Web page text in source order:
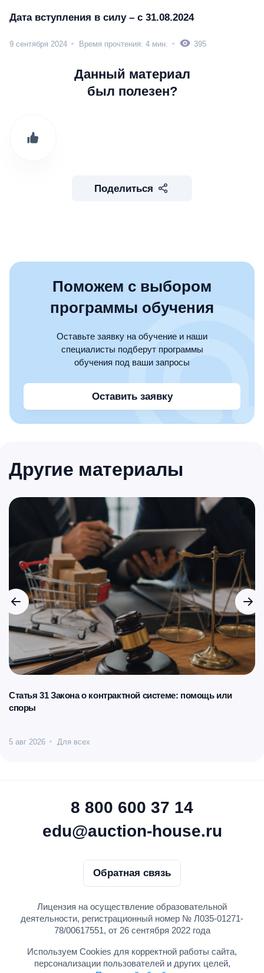
Дата вступления в силу – с 31.08.2024
9 сентября 2024 Время прочтения: 4 мин. 395
Данный материал
был полезен?
Поделиться
Поможем с выбором
программы обучения
Оставьте заявку на обучение и наши
специалисты подберут программы
обучения под ваши запросы
Оставить заявку
Другие материалы
Статья 31 Закона о контрактной системе: помощь или
споры
5 авг 2026 Для всех
8 800 600 37 14
edu@auction-house.ru
Обратная связь
Лицензия на осуществление образовательной
деятельности, регистрационный номер № Л035-01271-
78/00617551, от 26 сентября 2022 года
Используем Cookies для корректной работы сайта,
персонализации пользователей и других целей,